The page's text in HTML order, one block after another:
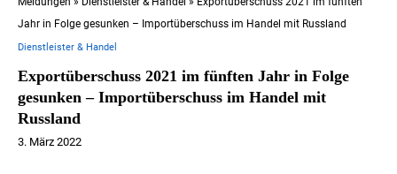
Jahr in Folge gesunken – Importüberschuss im Handel mit Russland
Dienstleister & Handel
Exportüberschuss 2021 im fünften Jahr in Folge
gesunken – Importüberschuss im Handel mit
Russland
3. März 2022